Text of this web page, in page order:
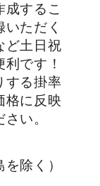
成するこ
ただく
ど土日祝
です！
する掛率
格に反映
い。
除く）